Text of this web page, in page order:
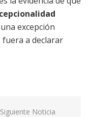
excepción
a declarar
Siguiente Noticia